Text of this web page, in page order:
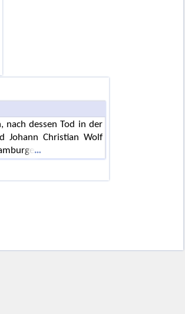
nach dessen Tod in der
Johann Christian Wolf